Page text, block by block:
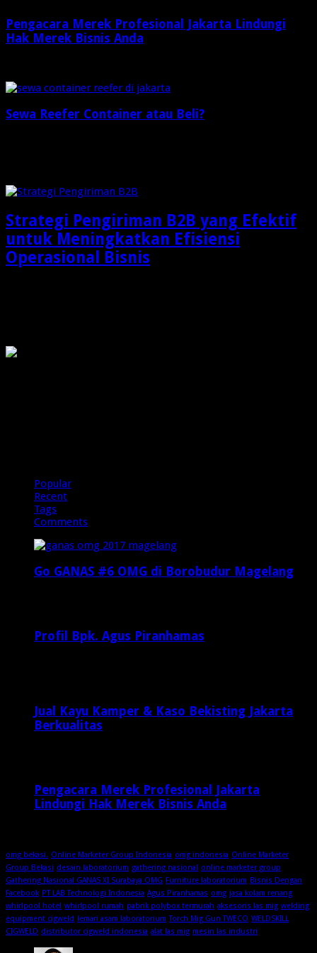
Pengacara Merek Profesional Jakarta Lindungi
Hak Merek Bisnis Anda
Sewa Reefer Container atau Beli?
Strategi Pengiriman B2B yang Efektif
untuk Meningkatkan Efisiensi
Operasional Bisnis
Popular
Recent
Tags
Comments
Go GANAS #6 OMG di Borobudur Magelang
Profil Bpk. Agus Piranhamas
Jual Kayu Kamper & Kaso Bekisting Jakarta
Berkualitas
Pengacara Merek Profesional Jakarta
Lindungi Hak Merek Bisnis Anda
omg bekasi. Online Marketer Group Indonesia omg indonesia Online Marketer
Group Bekasi desain laboratorium gathering nasional online marketer group
Gathering Nasional GANAS XI Surabaya OMG Furniture laboratorium Bisnis Dengan
Facebook PT LAB Technologi Indonesia Agus Piranhamas omg jasa kolam renang
whirlpool hotel whirlpool rumah pabrik polybox termurah aksesoris las mig welding
equipment cigweld lemari asam laboratorium Torch Mig Gun TWECO WELDSKILL
CIGWELD distributor cigweld indonesia alat las mig mesin las industri